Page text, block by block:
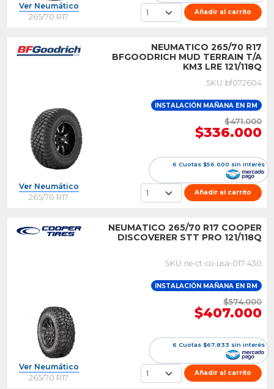
Ver Neumático
265/70 R17
Añadir al carrito
NEUMATICO 265/70 R17
BFGOODRICH MUD TERRAIN T/A
KM3 LRE 121/118Q
SKU: bf072604
INSTALACIÓN MAÑANA EN RM
$471.000
$336.000
6 Cuotas $56.000 sin interés
Ver Neumático
265/70 R17
Añadir al carrito
NEUMATICO 265/70 R17 COOPER
DISCOVERER STT PRO 121/118Q
SKU: ne-ct-co-usa-017-430
INSTALACIÓN MAÑANA EN RM
$574.000
$407.000
6 Cuotas $67.833 sin interés
Ver Neumático
265/70 R17
Añadir al carrito